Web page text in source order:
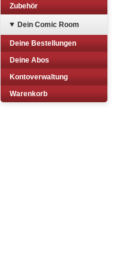
Zubehör
Dein Comic Room
Deine Bestellungen
Deine Abos
Kontoverwaltung
Warenkorb